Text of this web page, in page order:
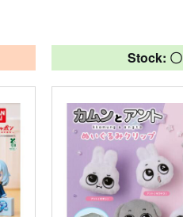
Stock: 〇